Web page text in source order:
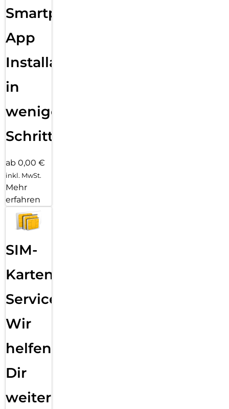
Smartphone
App
Installation
in
wenigen
Schritten
ab 0,00 €
inkl. MwSt.
Mehr
erfahren
SIM-
Karten
Service:
Wir
helfen
Dir
weiter